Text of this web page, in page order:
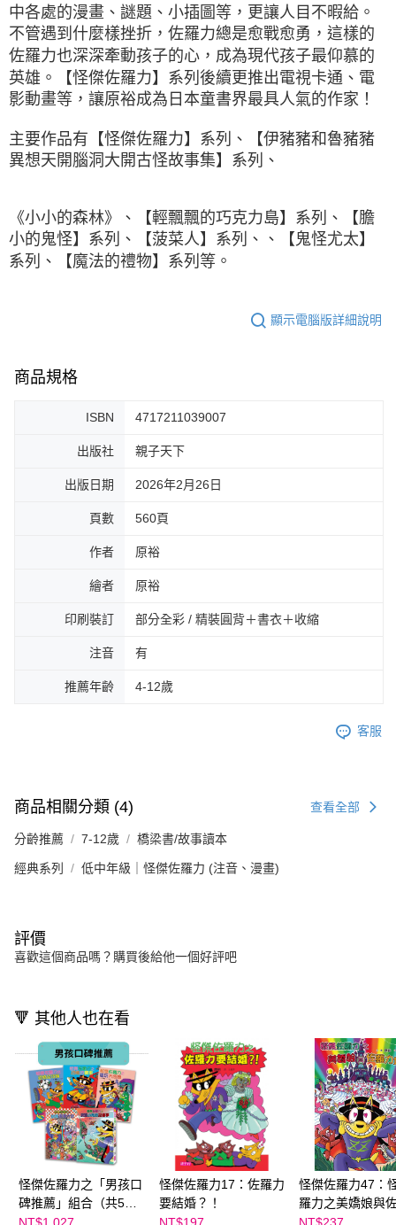
中各處的漫畫、謎題、小插圖等，更讓人目不暇給。
不管遇到什麼樣挫折，佐羅力總是愈戰愈勇，這樣的
佐羅力也深深牽動孩子的心，成為現代孩子最仰慕的
英雄。【怪傑佐羅力】系列後續更推出電視卡通、電
影動畫等，讓原裕成為日本童書界最具人氣的作家！
主要作品有【怪傑佐羅力】系列、【伊豬豬和魯豬豬
異想天開腦洞大開古怪故事集】系列、
《小小的森林》、【輕飄飄的巧克力島】系列、【膽
小的鬼怪】系列、【菠菜人】系列、、【鬼怪尤太】
系列、【魔法的禮物】系列等。
顯示電腦版詳細說明
商品規格
ISBN 4717211039007
出版社 親子天下
出版日期 2026年2月26日
頁數 560頁
作者 原裕
繪者 原裕
印刷裝訂 部分全彩 / 精裝圓背＋書衣＋收縮
注音 有
推薦年齡 4-12歲
客服
商品相關分類 (4) 查看全部
分齡推薦 7-12歲 橋梁書/故事讀本
經典系列 低中年級｜怪傑佐羅力 (注音、漫畫)
評價
喜歡這個商品嗎？購買後給他一個好評吧
🔻 其他人也在看
怪傑佐羅力之「男孩口
碑推薦」組合（共5
冊：12、19、22、
怪傑佐羅力17：佐羅力
要結婚？！
怪傑佐羅力47：
羅力之美嬌娘與
城